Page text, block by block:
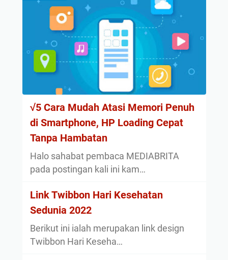
√5 Cara Mudah Atasi Memori Penuh
di Smartphone, HP Loading Cepat
Tanpa Hambatan
Halo sahabat pembaca MEDIABRITA
pada postingan kali ini kam…
Link Twibbon Hari Kesehatan
Sedunia 2022
Berikut ini ialah merupakan link design
Twibbon Hari Keseha…